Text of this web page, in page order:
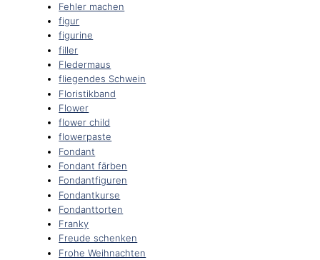
Fehler machen
figur
figurine
filler
Fledermaus
fliegendes Schwein
Floristikband
Flower
flower child
flowerpaste
Fondant
Fondant färben
Fondantfiguren
Fondantkurse
Fondanttorten
Franky
Freude schenken
Frohe Weihnachten